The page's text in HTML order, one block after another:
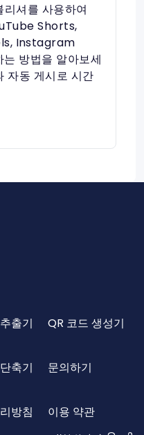
셔를 사용하여
Shorts,
Instagram
방법을 알아보세
자동 게시로 시간
출기
QR 코드 생성기
축기
문의하기
방침
이용 약관